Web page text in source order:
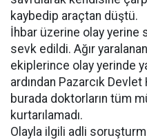
kaybedip araçtan düştü.
İhbar üzerine olay yerine
sevk edildi. Ağır
ekiplerince olay yerinde
ardından Pazarcık Devlet
burada doktorların tüm
kurtarılamadı.
Olayla ilgili adli